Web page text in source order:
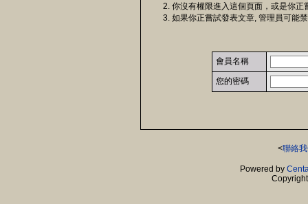
你沒有權限進入這個頁面，或是你
如果你正嘗試發表文章, 管理員可能
會員名稱
您的密碼
<聯絡
Powered by